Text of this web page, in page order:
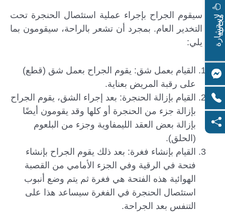
سيقوم الجراح بإجراء عملية استئصال الحنجرة تحت
التخدير العام. بمجرد أن تشعر بالراحة، سيقومون بما
يلي:
القيام بعمل شق: يقوم الجراح بعمل شق (قطع)
على رقبة المريض بعناية.
القيام بإزالة الحنجرة: بعد إجراء الشق، يقوم الجراح
بإزالة جزء من الحنجرة أو كلها وقد يقومون أيضًا
بإزالة بعض العقد الليمفاوية وجزء من البلعوم
(الحلق).
القيام بإنشاء فغرة: بعد ذلك يقوم الجراح بإنشاء
فتحة في الرقية وفي الجزء الأمامي من القصبة
الهوائية هذه الفتحة هي فغرة ثم يتم وضع أنبوب
استئصال الحنجرة في الفغرة سيساعد هذا على
التنفس بعد الجراحة.
ل
ا
س
ت
ش
ا
ر
ة
م
ج
ا
ن
ي
ة